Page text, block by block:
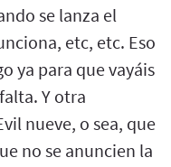
se lanza el
etc, etc. Eso
ya para que vayáis
Y otra
nueve, o sea, que
no se anuncien la